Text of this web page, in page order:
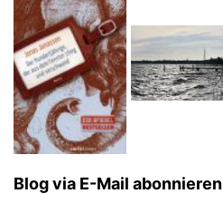
Blog via E-Mail abonnieren